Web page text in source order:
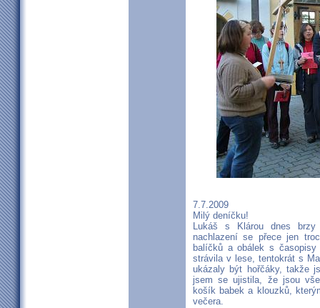
7.7.2009
Milý deníčku!
Lukáš s Klárou dnes
nachlazení se přece jen
balíčků a obálek s časopisy
strávila v lese, tentokrát s
ukázaly být hořčáky, takže
jsem se ujistila, že jsou
košík babek a klouzků,
večera.